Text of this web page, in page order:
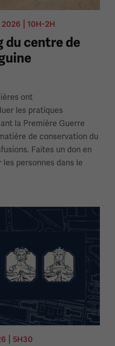
2026 | 10H-2H
du centre de
ont
les pratiques
la Première Guerre
de conservation du
Faites un don en
personnes dans le
| 5H30